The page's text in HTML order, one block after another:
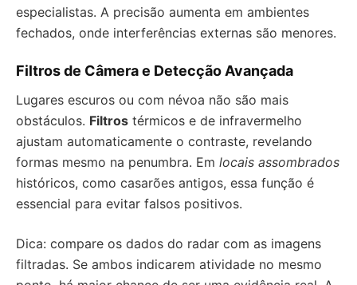
especialistas. A precisão aumenta em ambientes
fechados, onde interferências externas são menores.
Filtros de Câmera e Detecção Avançada
Lugares escuros ou com névoa não são mais
obstáculos. Filtros térmicos e de infravermelho
ajustam automaticamente o contraste, revelando
formas mesmo na penumbra. Em locais assombrados
históricos, como casarões antigos, essa função é
essencial para evitar falsos positivos.
Dica: compare os dados do radar com as imagens
filtradas. Se ambos indicarem atividade no mesmo